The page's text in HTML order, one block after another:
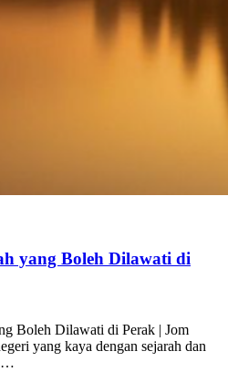
yang Boleh Dilawati di
Boleh Dilawati di Perak | Jom
yang kaya dengan sejarah dan